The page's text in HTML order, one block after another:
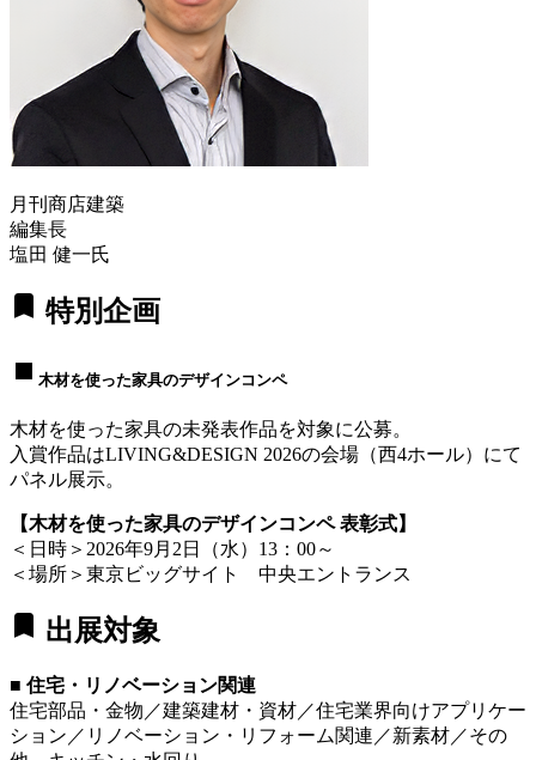
月刊商店建築
編集長
塩田 健一氏
bookmark 特別企画
stop 木材を使った家具のデザインコンペ
木材を使った家具の未発表作品を対象に公募。
入賞作品はLIVING&DESIGN 2026の会場（西4ホール）にて
パネル展示。
【木材を使った家具のデザインコンペ 表彰式】
＜日時＞2026年9月2日（水）13：00～
＜場所＞東京ビッグサイト 中央エントランス
bookmark 出展対象
■ 住宅・リノベーション関連
住宅部品・金物／建築建材・資材／住宅業界向けアプリケー
ション／リノベーション・リフォーム関連／新素材／その